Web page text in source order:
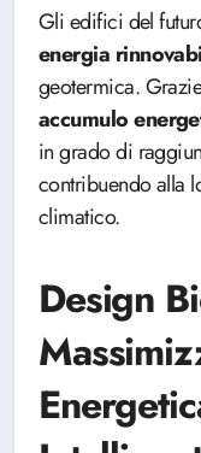
Gli edifici del
energia
geotermica.
accumulo
in grado di
contribuendo alla
climatico.
Design